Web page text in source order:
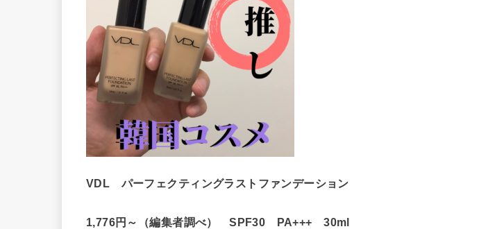
VDL パーフェクティングラストファンデーション
1,776円～（編集者調べ） SPF30 PA+++ 30ml